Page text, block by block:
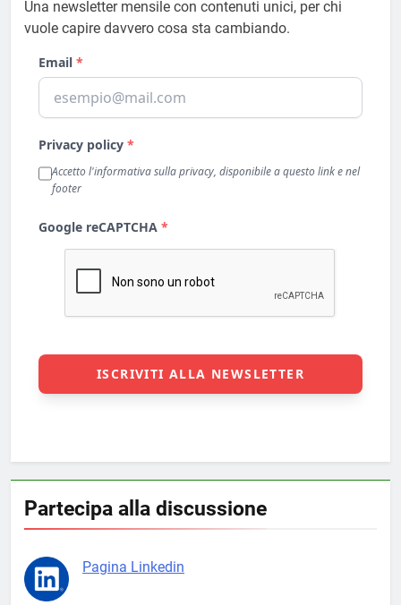
Una newsletter mensile con contenuti unici, per chi
vuole capire davvero cosa sta cambiando.
Partecipa alla discussione
Pagina Linkedin